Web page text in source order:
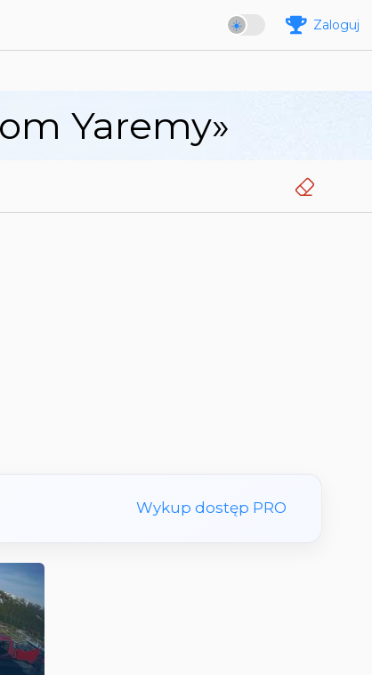
Zaloguj
Yaremy»
Wykup dostęp PRO